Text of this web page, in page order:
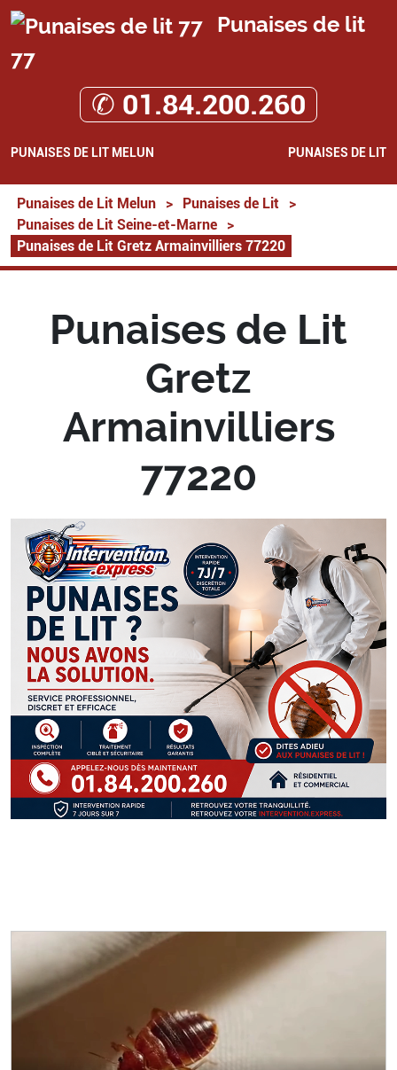
Punaises de lit
77
✆ 01.84.200.260
PUNAISES DE LIT MELUN PUNAISES DE LIT
Punaises de Lit Melun > Punaises de Lit
>
Punaises de Lit Seine-et-Marne
>
Punaises de Lit Gretz Armainvilliers 77220
Punaises de Lit
Gretz
Armainvilliers
77220